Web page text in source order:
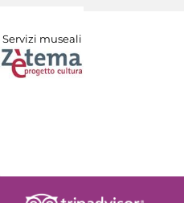
Servizi museali